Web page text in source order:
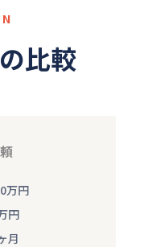
比較
万円
円
月